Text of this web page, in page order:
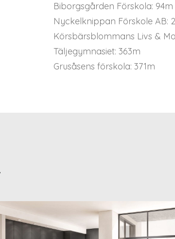
Biborgsgården Förskola: 94m
Nyckelknippan Förskole AB:
Körsbärsblommans Livs &
Täljegymnasiet: 363m
Grusåsens förskola: 371m